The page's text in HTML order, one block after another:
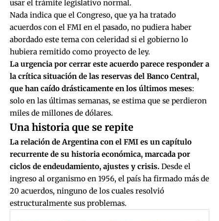
usar el trámite legislativo normal.
Nada indica que el Congreso, que ya ha tratado
acuerdos con el FMI en el pasado, no pudiera haber
abordado este tema con celeridad si el gobierno lo
hubiera remitido como proyecto de ley.
La urgencia por cerrar este acuerdo parece responder a
la crítica situación de las reservas del Banco Central,
que han caído drásticamente en los últimos meses:
solo en las últimas semanas, se estima que se perdieron
miles de millones de dólares.
Una historia que se repite
La relación de Argentina con el FMI es un capítulo
recurrente de su historia económica, marcada por
ciclos de endeudamiento, ajustes y crisis. Desde el
ingreso al organismo en 1956, el país ha firmado más de
20 acuerdos, ninguno de los cuales resolvió
estructuralmente sus problemas.